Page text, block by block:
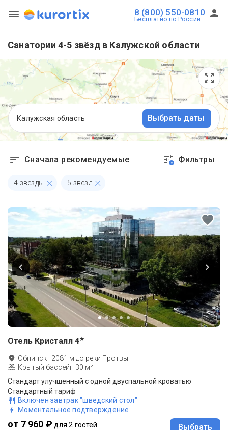
8 (800) 550-0810
Бесплатно по России
Санатории 4-5 звёзд в Калужской области
Калужская область Выбрать даты
Сначала рекомендуемые 2 Фильтры
4 звезды 5 звезд
Отель Кристалл 4★
Обнинск · 2081 м до реки Протвы
Крытый бассейн 30 м²
Стандарт улучшенный с одной двуспальной кроватью
Стандартный тариф
Включен завтрак "шведский стол"
Моментальное подтверждение
от 7 960 ₽ для 2 гостей Выбрать